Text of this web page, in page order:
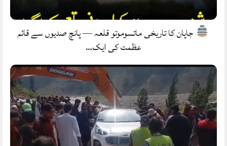
جاپان کا تاریخی ماتسوموتو قلعہ — پانچ صدیوں سے قائم
عظمت کی ایک…